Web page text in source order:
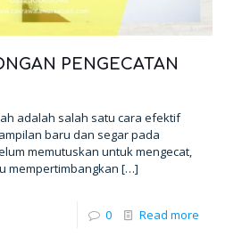
PENGECATAN
adalah salah satu cara efektif
baru dan segar pada
memutuskan untuk mengecat,
mempertimbangkan […]
0 Read more